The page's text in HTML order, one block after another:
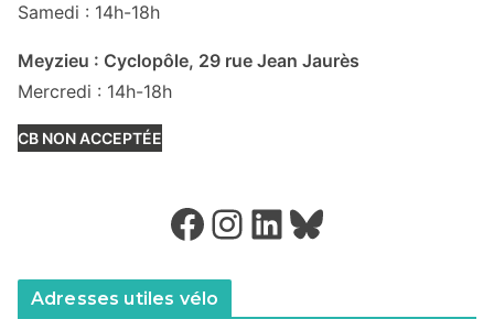
Samedi : 14h-18h
Meyzieu : Cyclopôle, 29 rue Jean Jaurès
Mercredi : 14h-18h
CB NON ACCEPTÉE
Facebook Instagram LinkedIn Bluesky
Adresses utiles vélo